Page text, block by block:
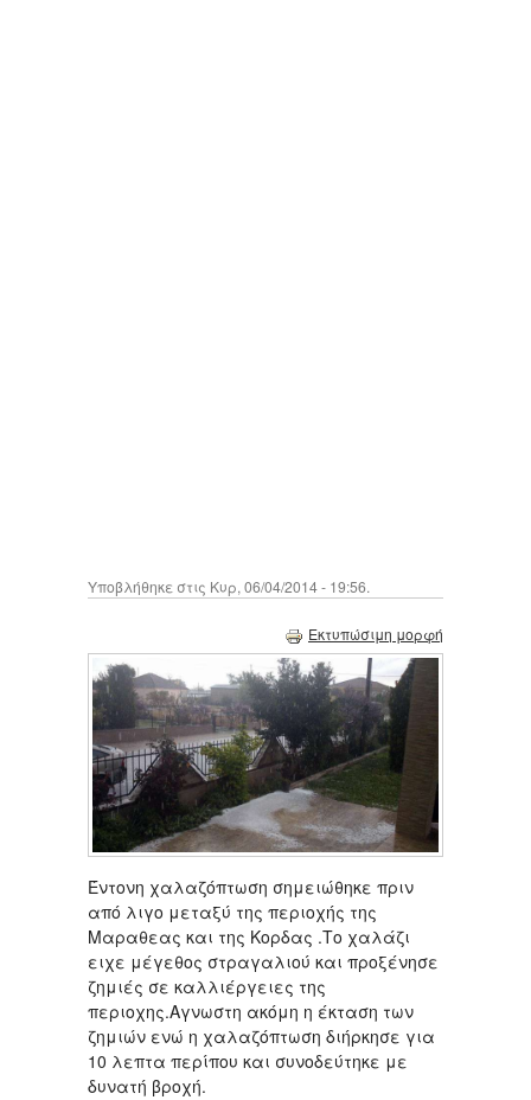
Υποβλήθηκε στις Κυρ, 06/04/2014 - 19:56.
Εκτυπώσιμη μορφή
Έντονη χαλαζόπτωση σημειώθηκε πριν
από λιγο μεταξύ της περιοχής της
Μαραθεας και της Κορδας .Το χαλάζι
ειχε μέγεθος στραγαλιού και προξένησε
ζημιές σε καλλιέργειες της
περιοχης.Αγνωστη ακόμη η έκταση των
ζημιών ενώ η χαλαζόπτωση διήρκησε για
10 λεπτα περίπου και συνοδεύτηκε με
δυνατή βροχή.